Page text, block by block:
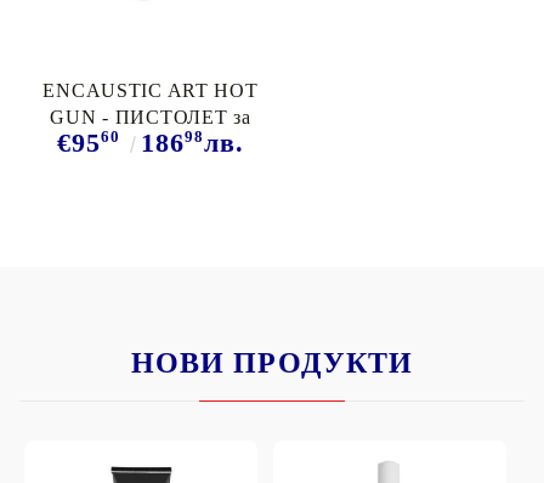
ENCAUSTIC ART HOT
GUN - ПИСТОЛЕТ за
Енкаустика
€9560 18698лв.
НОВИ ПРОДУКТИ